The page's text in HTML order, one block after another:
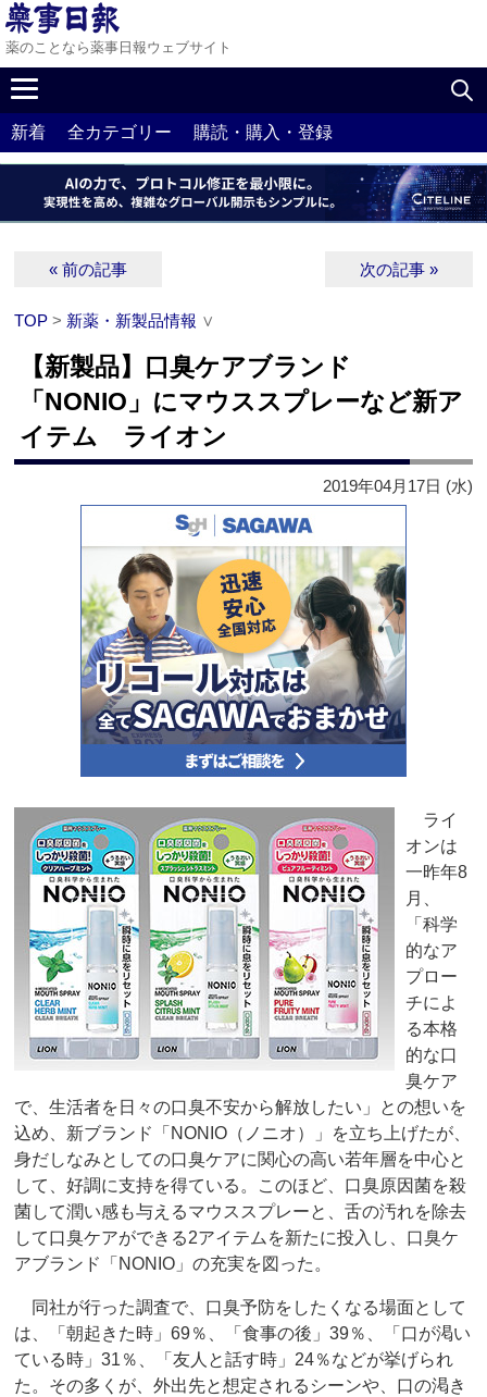
薬のことなら薬事日報ウェブサイト
新着 全カテゴリー 購読・購入・登録
« 前の記事 次の記事 »
TOP > 新薬・新製品情報 ∨
【新製品】口臭ケアブランド
「NONIO」にマウススプレーなど新ア
イテム ライオン
2019年04月17日 (水)
ライ
オンは
一昨年8
月、
「科学
的なア
プロー
チによ
る本格
的な口
臭ケア
で、生活者を日々の口臭不安から解放したい」との想いを
込め、新ブランド「NONIO（ノニオ）」を立ち上げたが、
身だしなみとしての口臭ケアに関心の高い若年層を中心と
して、好調に支持を得ている。このほど、口臭原因菌を殺
菌して潤い感も与えるマウススプレーと、舌の汚れを除去
して口臭ケアができる2アイテムを新たに投入し、口臭ケ
アブランド「NONIO」の充実を図った。
同社が行った調査で、口臭予防をしたくなる場面として
は、「朝起きた時」69％、「食事の後」39％、「口が渇い
ている時」31％、「友人と話す時」24％などが挙げられ
た。その多くが、外出先と想定されるシーンや、口の渇き